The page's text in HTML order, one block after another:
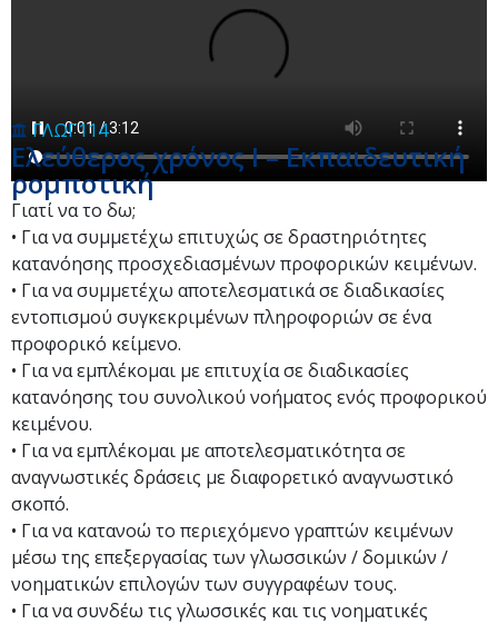
ΓΛΩΓ114
Ελεύθερος χρόνος I – Εκπαιδευτική
ρομποτική
Γιατί να το δω;
• Για να συμμετέχω επιτυχώς σε δραστηριότητες
κατανόησης προσχεδιασμένων προφορικών κειμένων.
• Για να συμμετέχω αποτελεσματικά σε διαδικασίες
εντοπισμού συγκεκριμένων πληροφοριών σε ένα
προφορικό κείμενο.
• Για να εμπλέκομαι με επιτυχία σε διαδικασίες
κατανόησης του συνολικού νοήματος ενός προφορικού
κειμένου.
• Για να εμπλέκομαι με αποτελεσματικότητα σε
αναγνωστικές δράσεις με διαφορετικό αναγνωστικό
σκοπό.
• Για να κατανοώ το περιεχόμενο γραπτών κειμένων
μέσω της επεξεργασίας των γλωσσικών / δομικών /
νοηματικών επιλογών των συγγραφέων τους.
• Για να συνδέω τις γλωσσικές και τις νοηματικές